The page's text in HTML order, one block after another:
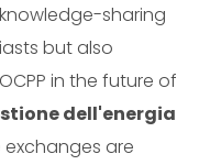
sharing
but also
in the future of
dell'energia
are